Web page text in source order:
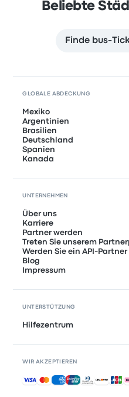
Beliebte
Finde bus-
GLOBALE ABDECKUNG
Mexiko
Argentinien
Brasilien
Deutschland
Spanien
Kanada
UNTERNEHMEN
Über uns
Karriere
Partner werden
Treten Sie unserem
Werden Sie ein API-Partner
Blog
Impressum
UNTERSTÜTZUNG
Hilfezentrum
WIR AKZEPTIEREN
Akzeptierte